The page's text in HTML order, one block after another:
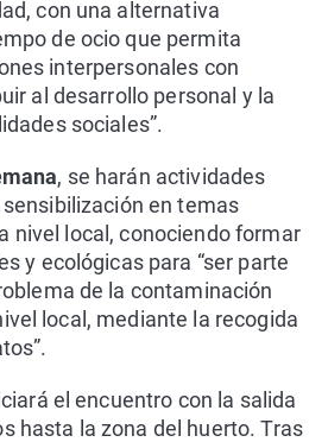
con una alternativa
de ocio que permita
interpersonales con
al desarrollo personal y la
sociales”.
, se harán actividades
en temas
nivel local, conociendo formar
y ecológicas para “ser parte
de la contaminación
local, mediante la recogida
el encuentro con la salida
hasta la zona del huerto. Tras